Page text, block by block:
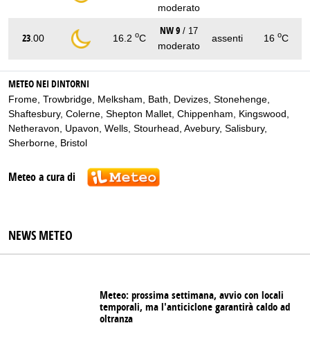
moderato
23 .00 16.2 oC
NW 9 / 17
moderato
assenti 16 oC
METEO NEI DINTORNI
Frome Trowbridge Melksham Bath Devizes Stonehenge
Shaftesbury, Colerne Shepton Mallet Chippenham Kingswood
Netheravon
Upavon Wells Stourhead Avebury, Salisbury,
Sherborne Bristol
Meteo a cura di
NEWS METEO
Meteo: prossima settimana, avvio con locali
temporali, ma l'anticiclone garantirà caldo ad
oltranza